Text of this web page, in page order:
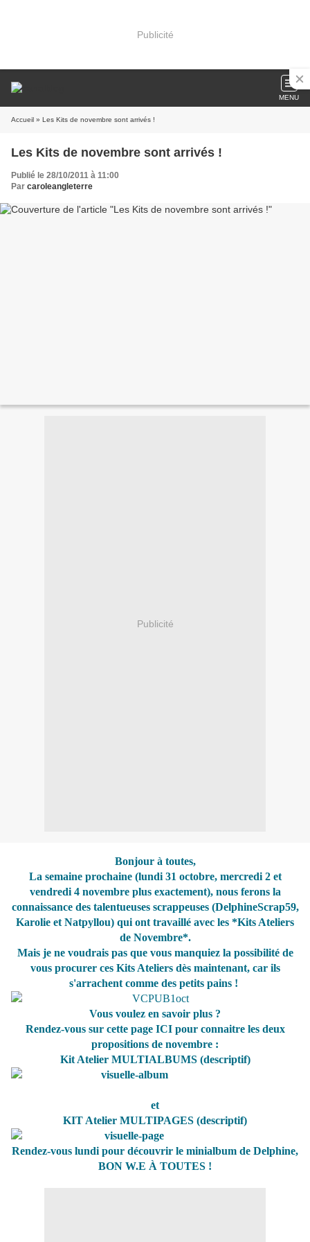
Publicité
MENU
Accueil » Les Kits de novembre sont arrivés !
Les Kits de novembre sont arrivés !
Publié le 28/10/2011 à 11:00
Par caroleangleterre
Publicité
Bonjour à toutes,
La semaine prochaine (lundi 31 octobre, mercredi 2 et
vendredi 4 novembre plus exactement), nous ferons la
connaissance des talentueuses scrappeuses (DelphineScrap59,
Karolie et Natpyllou) qui ont travaillé avec les *Kits Ateliers
de Novembre*.
Mais je ne voudrais pas que vous manquiez la possibilité de
vous procurer ces Kits Ateliers dès maintenant, car ils
s'arrachent comme des petits pains !
Vous voulez en savoir plus ?
Rendez-vous sur cette pageICIpour connaitre les deux
propositions de novembre :
Kit Atelier MULTIALBUMS (descriptif)
et
KIT Atelier MULTIPAGES (descriptif)
Rendez-vous lundi pour découvrir le minialbum de Delphine,
BON W.E À TOUTES !